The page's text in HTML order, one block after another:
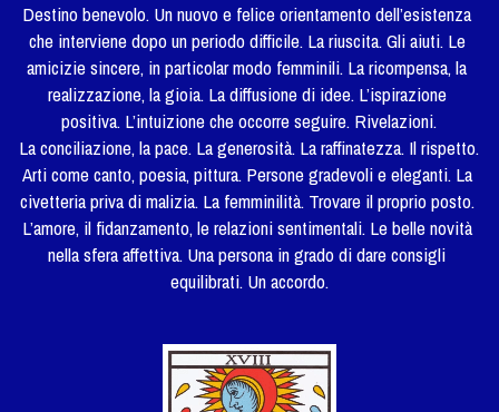
Destino benevolo. Un nuovo e felice orientamento dell’esistenza
che interviene dopo un periodo difficile. La riuscita. Gli aiuti. Le
amicizie sincere, in particolar modo femminili. La ricompensa, la
realizzazione, la gioia. La diffusione di idee. L’ispirazione
positiva. L’intuizione che occorre seguire. Rivelazioni.
La conciliazione, la pace. La generosità. La raffinatezza. Il rispetto.
Arti come canto, poesia, pittura. Persone gradevoli e eleganti. La
civetteria priva di malizia. La femminilità. Trovare il proprio posto.
L’amore, il fidanzamento, le relazioni sentimentali. Le belle novità
nella sfera affettiva. Una persona in grado di dare consigli
equilibrati. Un accordo.